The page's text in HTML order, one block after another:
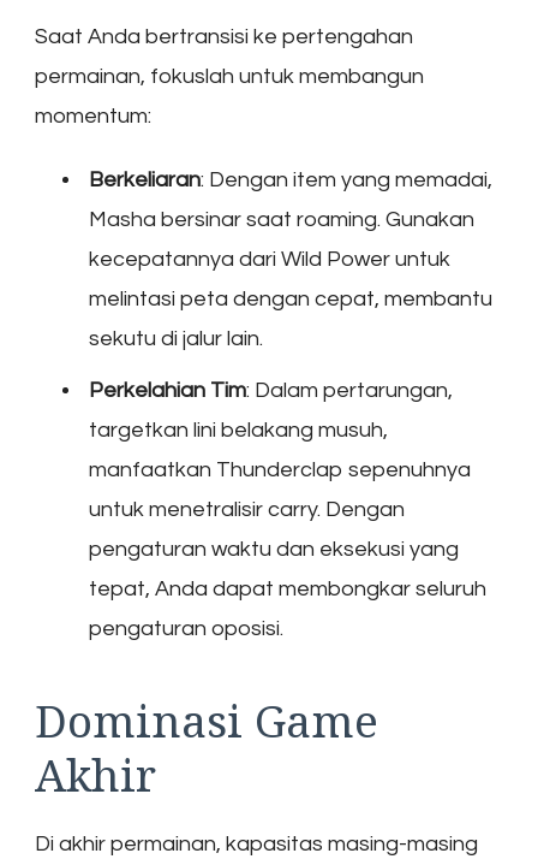
Saat Anda bertransisi ke pertengahan
permainan, fokuslah untuk membangun
momentum:
Berkeliaran: Dengan item yang memadai,
Masha bersinar saat roaming. Gunakan
kecepatannya dari Wild Power untuk
melintasi peta dengan cepat, membantu
sekutu di jalur lain.
Perkelahian Tim: Dalam pertarungan,
targetkan lini belakang musuh,
manfaatkan Thunderclap sepenuhnya
untuk menetralisir carry. Dengan
pengaturan waktu dan eksekusi yang
tepat, Anda dapat membongkar seluruh
pengaturan oposisi.
Dominasi Game
Akhir
Di akhir permainan, kapasitas masing-masing